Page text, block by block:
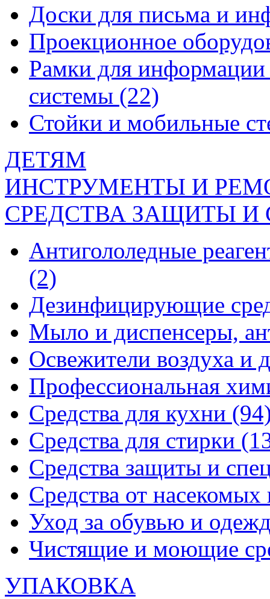
Доски для письма и
Проекционное
Рамки для
системы (22)
Стойки и мобильные
ДЕТЯМ
ИНСТРУМЕНТЫ И
СРЕДСТВА ЗАЩИТЫ
Антигололедные
(2)
Дезинфицирующие
Мыло и диспенсеры,
Освежители воздуха и
Профессиональная
Средства для кухни
Средства для стирки
Средства защиты и
Средства от
Уход за обувью и
Чистящие и моющие
УПАКОВКА